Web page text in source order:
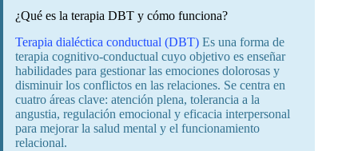
¿Qué es la terapia DBT y cómo funciona?
Terapia dialéctica conductual (DBT) Es una forma de
terapia cognitivo-conductual cuyo objetivo es enseñar
habilidades para gestionar las emociones dolorosas y
disminuir los conflictos en las relaciones. Se centra en
cuatro áreas clave: atención plena, tolerancia a la
angustia, regulación emocional y eficacia interpersonal
para mejorar la salud mental y el funcionamiento
relacional.